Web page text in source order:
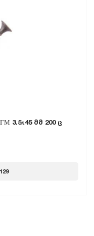
3.5х45 მმ 200 ც